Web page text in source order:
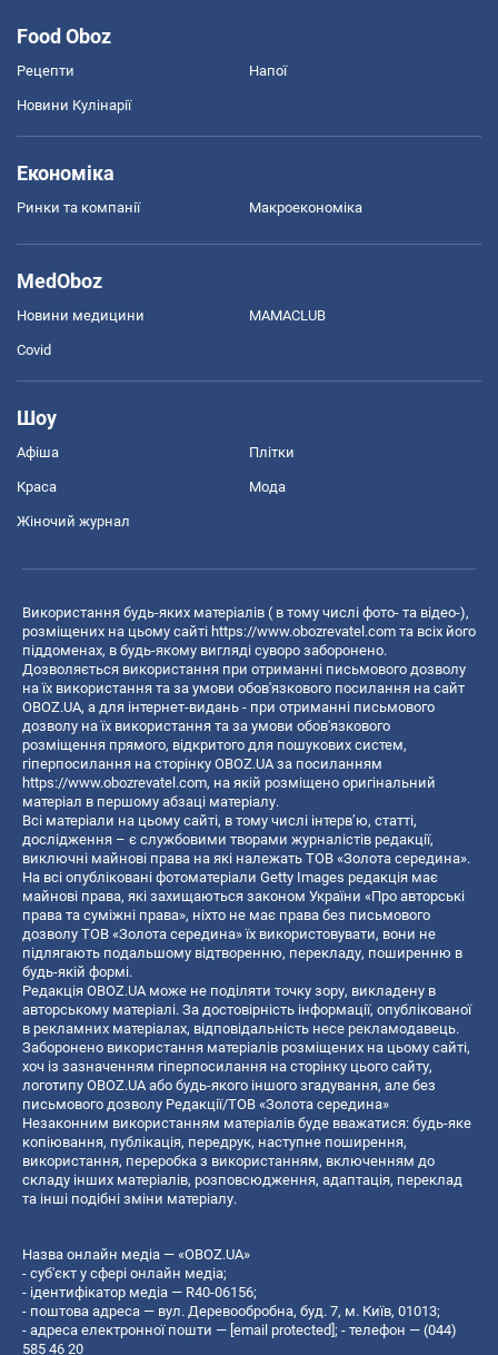
Food Oboz
Рецепти Напої
Новини Кулінарії
Економіка
Ринки та компанії Макроекономіка
MedOboz
Новини медицини MAMACLUB
Covid
Шоу
Афіша Плітки
Краса Мода
Жіночий журнал
Використання будь-яких матеріалів ( в тому числі фото- та відео-),
розміщених на цьому сайті https://www.obozrevatel.com та всіх його
піддоменах, в будь-якому вигляді суворо заборонено.
Дозволяється використання при отриманні письмового дозволу
на їх використання та за умови обов'язкового посилання на сайт
OBOZ.UA, а для інтернет-видань - при отриманні письмового
дозволу на їх використання та за умови обов'язкового
розміщення прямого, відкритого для пошукових систем,
гіперпосилання на сторінку OBOZ.UA за посиланням
https://www.obozrevatel.com, на якій розміщено оригінальний
матеріал в першому абзаці матеріалу.
Всі матеріали на цьому сайті, в тому числі інтерв’ю, статті,
дослідження – є службовими творами журналістів редакції,
виключні майнові права на які належать ТОВ «Золота середина».
На всі опубліковані фотоматеріали Getty Images редакція має
майнові права, які захищаються законом України «Про авторські
права та суміжні права», ніхто не має права без письмового
дозволу ТОВ «Золота середина» їх використовувати, вони не
підлягають подальшому відтворенню, перекладу, поширенню в
будь-якій формі.
Редакція OBOZ.UA може не поділяти точку зору, викладену в
авторському матеріалі. За достовірність інформації, опублікованої
в рекламних матеріалах, відповідальність несе рекламодавець.
Заборонено використання матеріалів розміщених на цьому сайті,
хоч із зазначенням гіперпосилання на сторінку цього сайту,
логотипу OBOZ.UA або будь-якого іншого згадування, але без
письмового дозволу Редакції/ТОВ «Золота середина»
Незаконним використанням матеріалів буде вважатися: будь-яке
копiювання, публiкацiя, передрук, наступне поширення,
використання, переробка з використанням, включенням до
складу інших матеріалів, розповсюдження, адаптація, переклад
та інші подібні зміни матеріалу.
Назва онлайн медіа — «OBOZ.UA»
- суб'єкт у сфері онлайн медіа;
- ідентифікатор медіа — R40-06156;
- поштова адреса — вул. Деревообробна, буд. 7, м. Київ, 01013;
- адреса електронної пошти — [email protected]; - телефон — (044)
585 46 20